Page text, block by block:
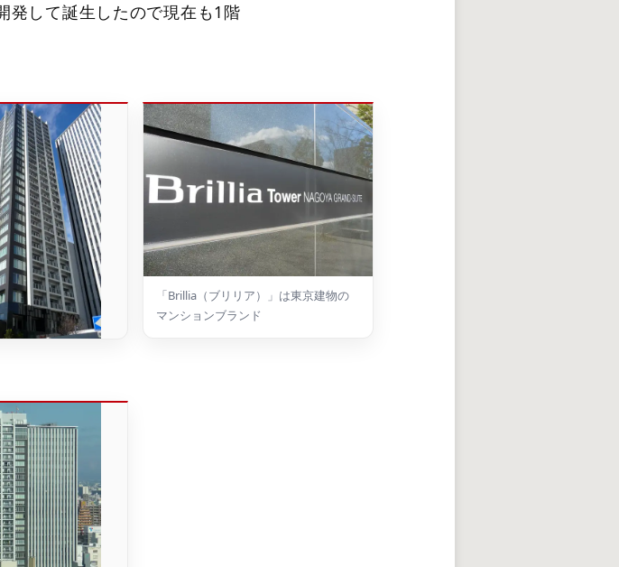
発して誕生したので現在も1階
「Brillia（ブリリア）」は東京建物の
マンションブランド